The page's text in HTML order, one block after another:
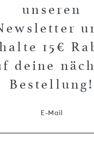
unseren
15€
deine
Bestellung!
E-Mail